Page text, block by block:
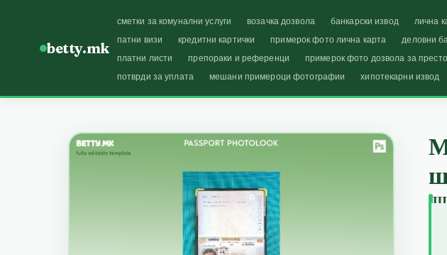
betty.mk
сметки за комунални услуги возачка дозвола банкарски извод лична
патни визи
кредитни картички примерок фото лична карта деловни
платни листи
препораки и референци примерок фото дозвола за
потврди за уплата
мешани примероци фотографии хипотекарни извод